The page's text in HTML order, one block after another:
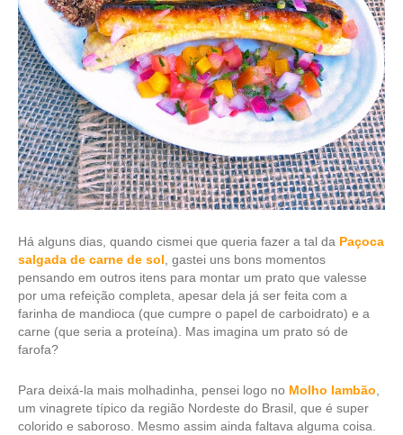
Há alguns dias, quando cismei que queria fazer a tal da Paçoca
salgada de carne de sol , gastei uns bons momentos
pensando em outros itens para montar um prato que valesse
por uma refeição completa, apesar dela já ser feita com a
farinha de mandioca (que cumpre o papel de carboidrato) e a
carne (que seria a proteína). Mas imagina um prato só de
farofa?
Para deixá-la mais molhadinha, pensei logo no Molho lambão
um vinagrete típico da região Nordeste do Brasil, que é super
colorido e saboroso. Mesmo assim ainda faltava alguma coisa.